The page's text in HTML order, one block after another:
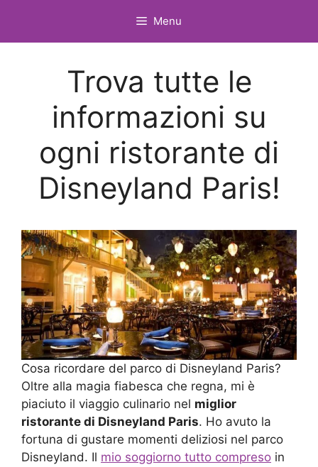
contenuto
Menu
Trova tutte le
informazioni su
ogni ristorante di
Disneyland Paris!
Cosa ricordare del parco di Disneyland Paris?
Oltre alla magia fiabesca che regna, mi è
piaciuto il viaggio culinario nel miglior
ristorante di Disneyland Paris. Ho avuto la
fortuna di gustare momenti deliziosi nel parco
Disneyland. Il mio soggiorno tutto compreso in